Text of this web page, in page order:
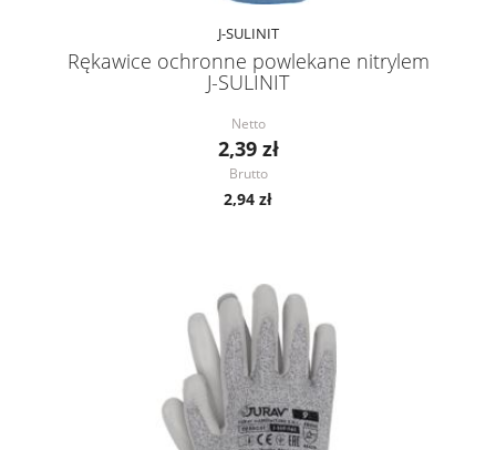
J-SULINIT
Rękawice ochronne powlekane nitrylem
J-SULINIT
Netto
2,39 zł
Brutto
2,94 zł